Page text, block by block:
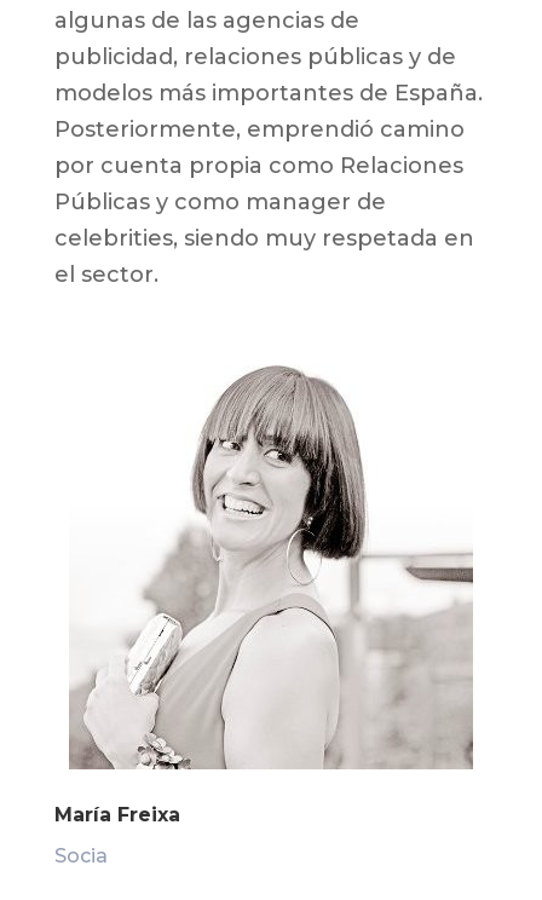
algunas de las agencias de
publicidad, relaciones públicas y de
modelos más importantes de España.
Posteriormente, emprendió camino
por cuenta propia como Relaciones
Públicas y como manager de
celebrities, siendo muy respetada en
el sector.
María Freixa
Socia